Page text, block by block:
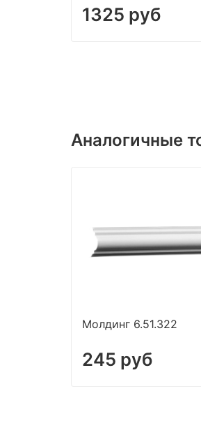
1325 руб
Аналогичные
Молдинг 6.51.322
245 руб